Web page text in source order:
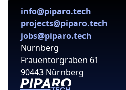
info@piparo.tech
projects@piparo.tech
jobs@piparo.tech
Nürnberg
Frauentorgraben 61
90443 Nürnberg